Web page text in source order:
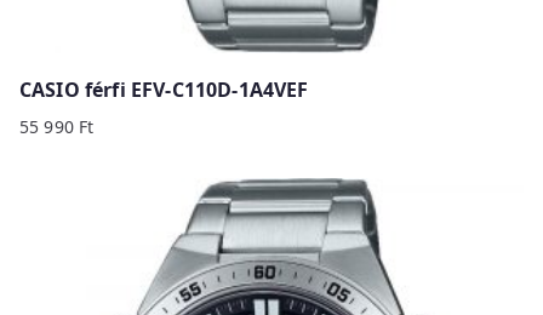
CASIO férfi EFV-C110D-1A4VEF
55 990 Ft